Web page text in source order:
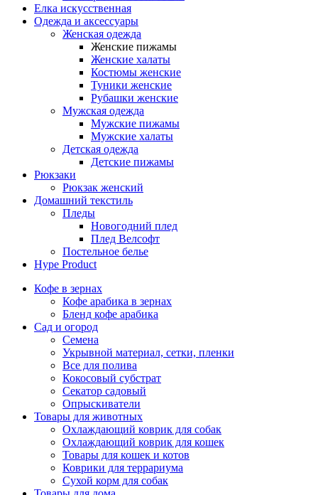
Елка искусственная
Одежда и аксессуары
Женская одежда
Женские пижамы
Женские халаты
Костюмы женские
Туники женские
Рубашки женские
Мужская одежда
Мужские пижамы
Мужские халаты
Детская одежда
Детские пижамы
Рюкзаки
Рюкзак женский
Домашний текстиль
Пледы
Новогодний плед
Плед Велсофт
Постельное белье
Hype Product
Кофе в зернах
Кофе арабика в зернах
Бленд кофе арабика
Сад и огород
Семена
Укрывной материал, сетки, пленки
Все для полива
Кокосовый субстрат
Секатор садовый
Опрыскиватели
Товары для животных
Охлаждающий коврик для собак
Охлаждающий коврик для кошек
Товары для кошек и котов
Коврики для террариума
Сухой корм для собак